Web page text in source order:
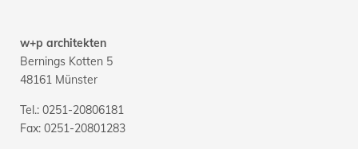
w+p architekten
Bernings Kotten 5
48161 Münster
Tel.: 0251-20806181
Fax: 0251-20801283